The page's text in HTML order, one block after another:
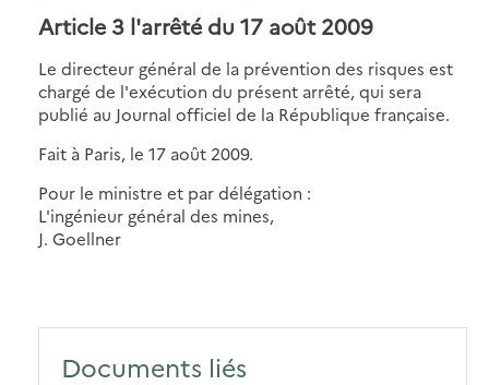
Article 3 l'arrêté du 17 août 2009
Le directeur général de la prévention des risques est
chargé de l'exécution du présent arrêté, qui sera
publié au Journal officiel de la République française.
Fait à Paris, le 17 août 2009.
Pour le ministre et par délégation :
L'ingénieur général des mines,
J. Goellner
Documents liés